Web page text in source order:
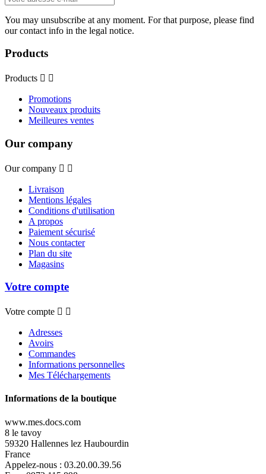
You may unsubscribe at any moment. For that purpose, please find
our contact info in the legal notice.
Products
Products  
Promotions
Nouveaux produits
Meilleures ventes
Our company
Our company  
Livraison
Mentions légales
Conditions d'utilisation
A propos
Paiement sécurisé
Nous contacter
Plan du site
Magasins
Votre compte
Votre compte  
Adresses
Avoirs
Commandes
Informations personnelles
Mes Téléchargements
Informations de la boutique
www.mes.docs.com
8 le tavoy
59320 Hallennes lez Haubourdin
France
Appelez-nous : 03.20.00.39.56